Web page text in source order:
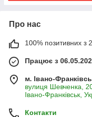
Про нас
100% позитивних з
Працює з
м. Івано-
вулиця Шевченка,
Івано-Франківськ,
Контакти